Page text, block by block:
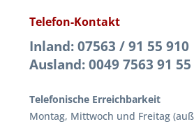
Telefon-Kontakt
Inland: 07563 / 91 55 910
Ausland: 0049 7563 91
Telefonische Erreichbarkeit
Montag, Mittwoch und Freitag